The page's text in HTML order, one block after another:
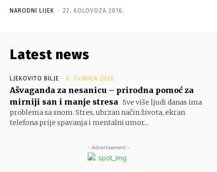
NARODNI LIJEK - 22. KOLOVOZA 2016.
Latest news
LJEKOVITO BILJE 6. SVIBNJA 2026.
Ašvaganda za nesanicu – prirodna pomoć za
mirniji san i manje stresa Sve više ljudi danas ima
problema sa snom. Stres, ubrzan način života, ekran
telefona prije spavanja i mentalni umor...
- Advertisement -